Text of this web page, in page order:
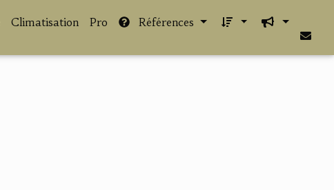
Climatisation Pro Références